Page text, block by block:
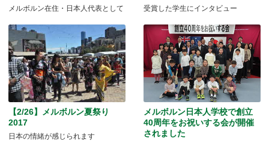
メルボルン在住・日本人代表として 受賞した学生にインタビュー
【2/26】メルボルン夏祭り
2017
日本の情緒が感じられます
メルボルン日本人学校で創立
40周年をお祝いする会が開催
されました